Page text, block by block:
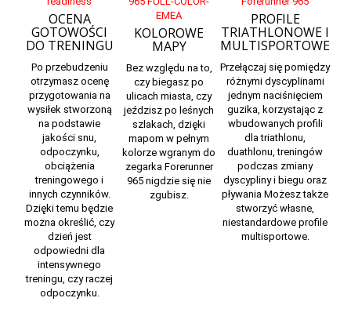
OCENA
GOTOWOŚCI
DO TRENINGU
Po przebudzeniu
otrzymasz ocenę
przygotowania na
wysiłek stworzoną
na podstawie
jakości snu,
odpoczynku,
obciążenia
treningowego i
innych czynników.
Dzięki temu będzie
można określić, czy
dzień jest
odpowiedni dla
intensywnego
treningu, czy raczej
odpoczynku.
KOLOROWE
MAPY
Bez względu na to,
czy biegasz po
ulicach miasta, czy
jeździsz po leśnych
szlakach, dzięki
mapom w pełnym
kolorze wgranym do
zegarka Forerunner
965 nigdzie się nie
zgubisz.
PROFILE
TRIATHLONOWE I
MULTISPORTOWE
Przełączaj się pomiędzy
różnymi dyscyplinami
jednym naciśnięciem
guzika, korzystając z
wbudowanych profili
dla triathlonu,
duathlonu, treningów
podczas zmiany
dyscypliny i biegu oraz
pływania Możesz także
stworzyć własne,
niestandardowe profile
multisportowe.